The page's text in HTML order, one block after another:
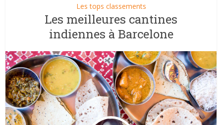
Les tops classements
Les meilleures cantines
indiennes à Barcelone